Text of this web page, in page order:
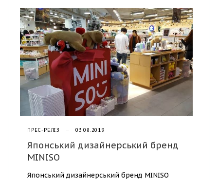
ПРЕС-РЕЛІЗ 03.08.2019
Японський дизайнерський бренд
MINISO
Японський дизайнерський бренд MINISO